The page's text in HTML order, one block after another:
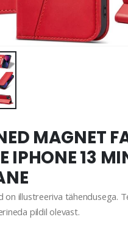
MAGNET
IPHONE 13
on illustreeriva tähendusega.
pildil olevast.